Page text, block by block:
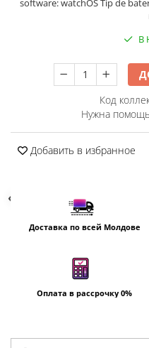
Пылесосы
Отпариватель для одежды
В
Код
Нужна
Добавить в избранное
Доставка по всей Молдове
Оплата в рассрочку 0%